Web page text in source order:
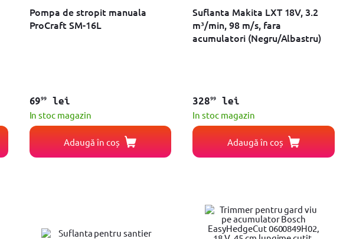
Pompa de stropit manuala
ProCraft SM-16L
6999
lei
In stoc magazin
Adaugă în coș
Suflanta Makita LXT 18V, 3.2
m³/min, 98 m/s, fara
acumulatori (Negru/Albastru)
32899
lei
In stoc magazin
Adaugă în coș